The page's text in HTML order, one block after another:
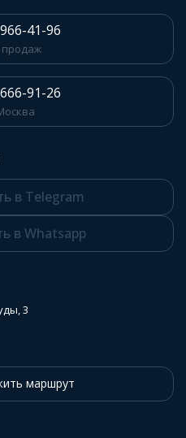
41-96
91-26
в Telegram
в Whatsapp
3
маршрут